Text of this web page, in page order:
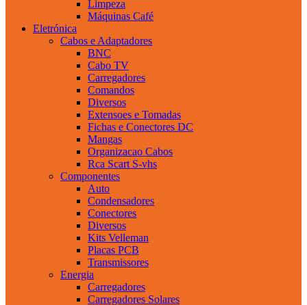
Limpeza
Máquinas Café
Eletrónica
Cabos e Adaptadores
BNC
Cabo TV
Carregadores
Comandos
Diversos
Extensoes e Tomadas
Fichas e Conectores DC
Mangas
Organizacao Cabos
Rca Scart S-vhs
Componentes
Auto
Condensadores
Conectores
Diversos
Kits Velleman
Placas PCB
Transmissores
Energia
Carregadores
Carregadores Solares